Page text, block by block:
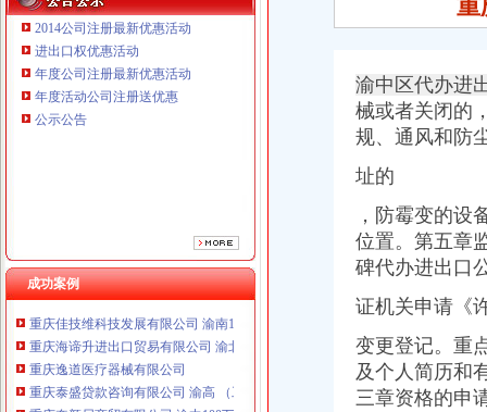
2014公司注册最新优惠活动
进出口权优惠活动
年度公司注册最新优惠活动
年度活动公司注册送优惠
公示公告
成功案例
重庆逸道医疗器械有限公司
重庆泰盛贷款咨询有限公司 渝高 （工商注册）
重庆奎颜尼商贸有限公司 渝中100万 （工商注册）
重庆尊博贸易有限公司 渝江 （工商注册）
重
渝中区代办进
械或者关闭的
规、 通风和防
址的
，防霉变的设
位置。第五章
碑代办进出口
证机关申请《
变更登记。重
及个人简历和
三章资格的申